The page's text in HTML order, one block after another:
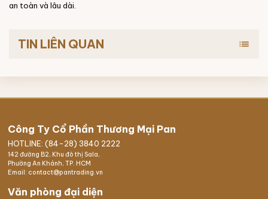
an toàn và lâu dài.
TIN LIÊN QUAN list
Công Ty Cổ Phần Thương Mại Pan
HOTLINE: (84-28) 3840 2222
142 đường B2, Khu đô thị Sala,
Phường An Khánh, TP. HCM
Email: contact@pantrading.vn
Văn phòng đại diện